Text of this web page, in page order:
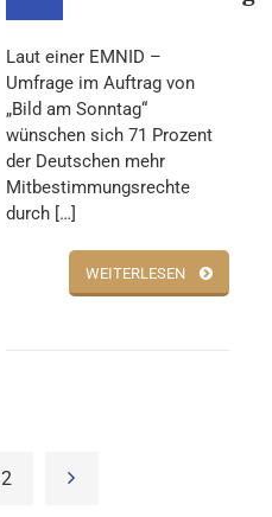
Laut einer EMNID –
Umfrage im Auftrag von
„Bild am Sonntag“
wünschen sich 71 Prozent
der Deutschen mehr
Mitbestimmungsrechte
durch […]
WEITERLESEN
2